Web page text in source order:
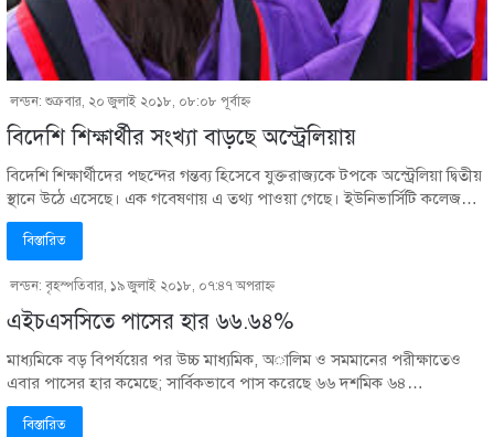
লন্ডন: শুক্রবার, ২০ জুলাই ২০১৮, ০৮:০৮ পূর্বাহ্ণ
বিদেশি শিক্ষার্থীর সংখ্যা বাড়ছে অস্ট্রেলিয়ায়
বিদেশি শিক্ষার্থীদের পছন্দের গন্তব্য হিসেবে যুক্তরাজ্যকে টপকে অস্ট্রেলিয়া দ্বিতীয়
স্থানে উঠে এসেছে। এক গবেষণায় এ তথ্য পাওয়া গেছে। ইউনিভার্সিটি কলেজ…
বিস্তারিত
লন্ডন: বৃহস্পতিবার, ১৯ জুলাই ২০১৮, ০৭:৪৭ অপরাহ্ণ
এইচএসসিতে পাসের হার ৬৬.৬৪%
মাধ্যমিকে বড় বিপর্যয়ের পর উচ্চ মাধ্যমিক, অালিম ও সমমানের পরীক্ষাতেও
এবার পাসের হার কমেছে; সার্বিকভাবে পাস করেছে ৬৬ দশমিক ৬৪…
বিস্তারিত